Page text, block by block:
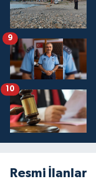
9
10
Resmi İlanlar